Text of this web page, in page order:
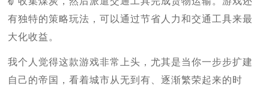
有独特的策略玩法，可以通过节省人力和交通工具来最
大化收益。
我个人觉得这款游戏非常上头，尤其是当你一步步扩建
自己的帝国，看着城市从无到有、逐渐繁荣起来的时